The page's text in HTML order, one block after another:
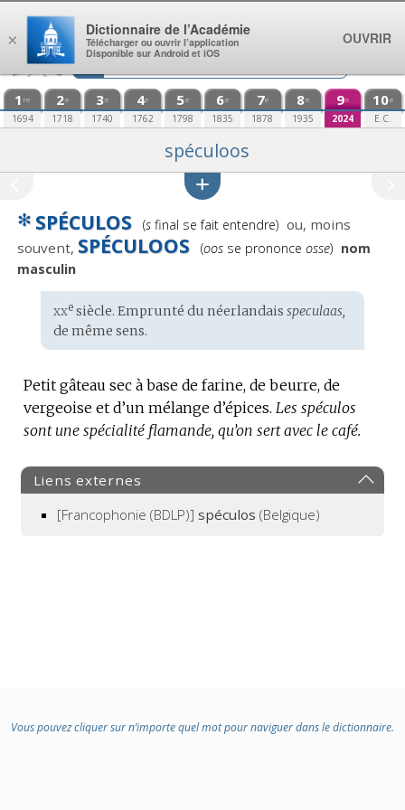
Aller au contenu
1 re
1694
2e
1718
3e
1740
4e
1762
5e
1798
6e
1835
7e
1878
8e
1935
9e
2024
10e
E.C.
spéculoos
✻ SPÉCULOS
Prononciation
:
(sfinal se fait entendre) ou, moins
souvent, SPÉCULOOS
Prononciation
(oosse prononce osse) nom
masculin
Étymologie
:
xxesiècle. Emprunté du néerlandais speculaas,
de même sens.
Petit gâteau sec à base de farine, de beurre, de
vergeoise et d’un mélange d’épices. Les spéculos
sont une spécialité flamande, qu’on sert avec le café.
Liens externes
[Francophonie (BDLP)] spéculos (Belgique)
Vous pouvez cliquer sur n’importe quel mot pour naviguer dans le dictionnaire.
×
Dictionnaire de l’Académie
Télécharger ou ouvrir l’application
Disponible sur Android et iOS
OUVRIR